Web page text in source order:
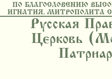
ПО БЛАГОСЛОВЕНИЮ
ИГНАТИЯ, МИТРОПОЛИТА
Русская
Церковь